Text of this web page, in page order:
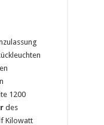
1200
des
Kilowatt